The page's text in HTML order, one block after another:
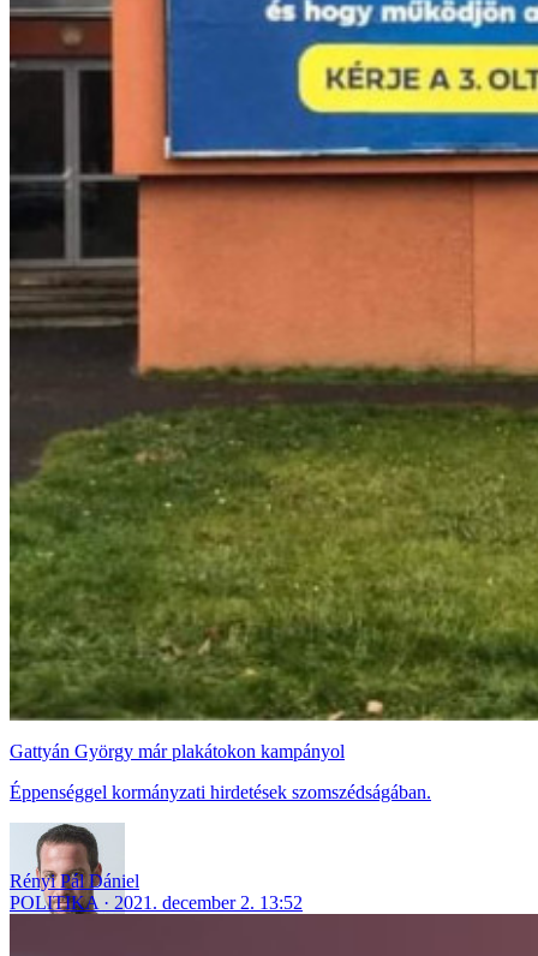
Gattyán György már plakátokon kampányol
Éppenséggel kormányzati hirdetések szomszédságában.
Rényi Pál Dániel
POLITIKA
2021. december 2. 13:52